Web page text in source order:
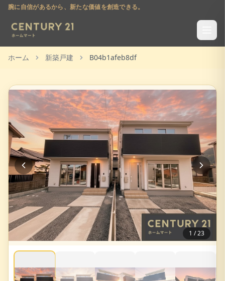
腕に自信があるから、新たな価値を創造できる。
ホーム 新築戸建 B04b1afeb8df
1 /23